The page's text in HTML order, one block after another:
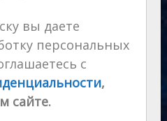
вы даете
персональных
с
,
сайте.